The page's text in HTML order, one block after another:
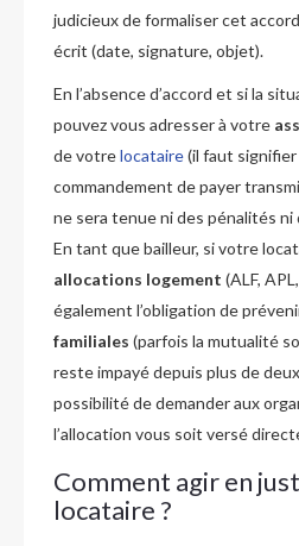
judicieux de formaliser cet accord
écrit (date, signature, objet).
En l’absence d’accord et si la
pouvez vous adresser à votre
de votrelocataire(il faut
commandement de payer
ne sera tenue ni des pénalités
En tant que bailleur, si votre
allocations logement (ALF,
également l’obligation de
familiales (parfois la mutualité
reste impayé depuis plus de
possibilité de demander aux
l’allocation vous soit versé
Comment agir en
locataire ?